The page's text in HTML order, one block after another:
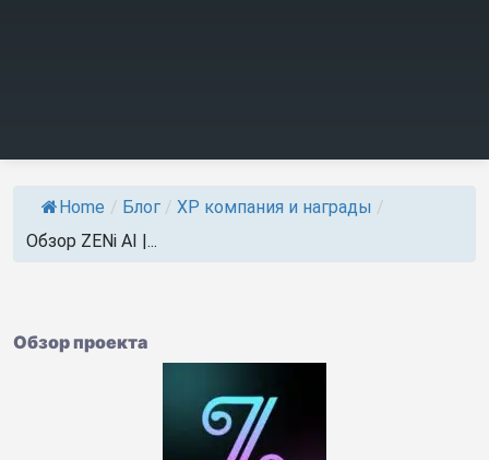
Home / Блог / ХР компания и награды /
Обзор ZENi AI |...
Обзор проекта